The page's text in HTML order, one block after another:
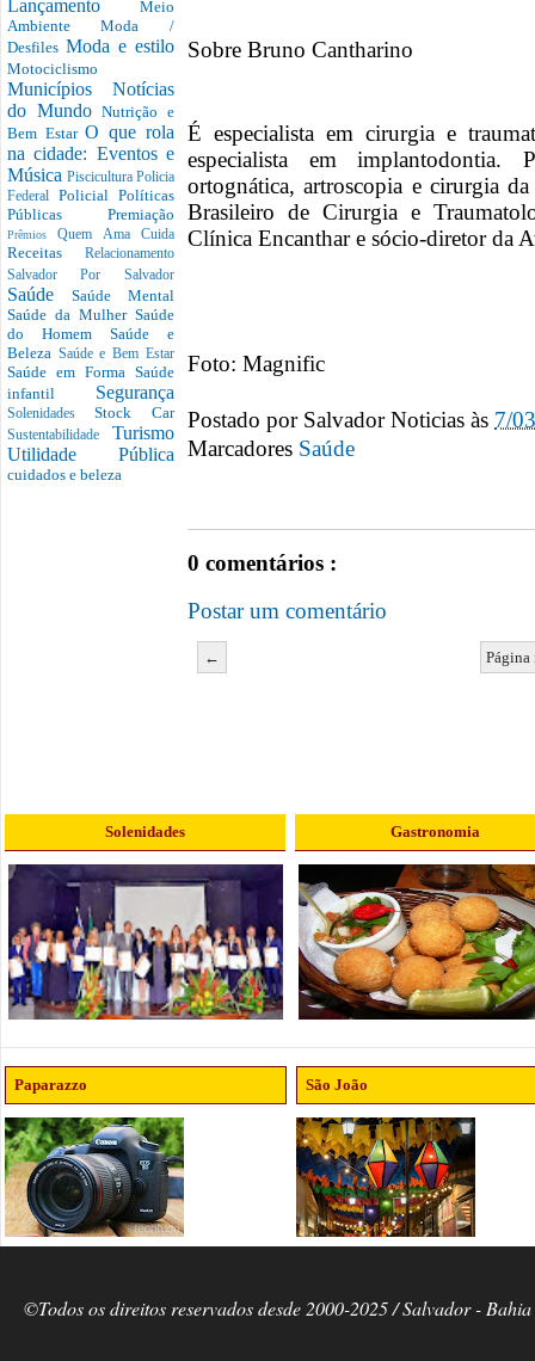
Lançamento Meio
AmbienteModa /
Desfiles Moda e estilo
Motociclismo
Municípios Notícias
do MundoNutrição e
Bem EstarO que rola
na cidade: Eventos e
Música Piscicultura Policia
Federal Policial Políticas
Públicas Premiação
PrêmiosQuem Ama Cuida
Receitas Relacionamento
Salvador Por Salvador
Saúde Saúde Mental
Saúde da Mulher Saúde
do Homem Saúde e
Beleza Saúde e Bem Estar
Saúde em Forma Saúde
infantil Segurança
SolenidadesStock Car
Sustentabilidade Turismo
Utilidade Pública
cuidados e beleza
Sobre Bruno Cantharino
É especialista em cirurgia e
especialista em implantodontia.
ortognática, artroscopia e cirurgia
Brasileiro de Cirurgia e
Clínica Encanthar e sócio-diretor da
Foto: Magnific
Postado por Salvador Noticias às 7/
Marcadores Saúde
0 comentários :
Postar um comentário
←
Solenidades Gastronomia
Paparazzo São João
©Todos os direitos reservados desde 2000-2025 / Salvador -